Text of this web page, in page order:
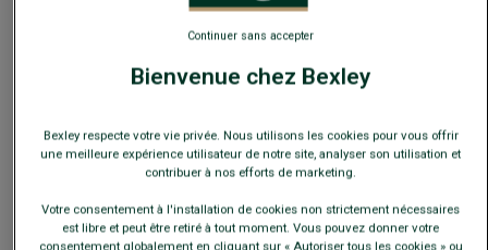
COULEURS DISPONIBLES
Ce modèle taille petit, choisir la taille au-dessus de votre
taille habituelle.
Guide des tailles
Bienvenue chez Bexley
Bexley respecte votre vie privée. Nous utilisons les cookies pour vous offrir
une meilleure expérience utilisateur de notre site, analyser son utilisation et
contribuer à nos efforts de marketing.
Votre consentement à l'installation de cookies non strictement nécessaires
est libre et peut être retiré à tout moment. Vous pouvez donner votre
consentement globalement en cliquant sur « Autoriser tous les cookies » ou
Continuer sans accepter